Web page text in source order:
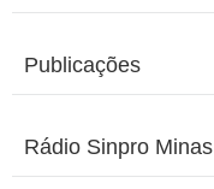
Publicações
Rádio Sinpro Minas